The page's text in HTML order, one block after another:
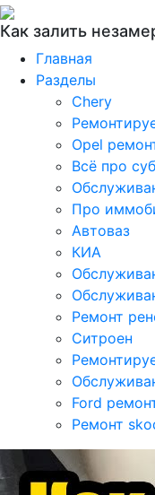
Как залить
Главная
Разделы
Chery
Opel
Всё про
Про
Автоваз
КИА
Ремонт
Ситроен
Ford
Ремонт